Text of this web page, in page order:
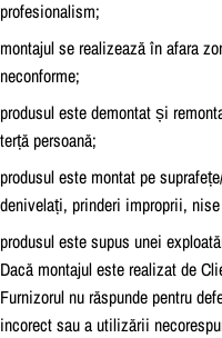
profesionalism;
montajul se realizează în afara
neconforme;
produsul este demontat și
terță persoană;
produsul este montat pe
denivelați, prinderi improprii,
produsul este supus unei
Dacă montajul este realizat de
Furnizorul nu răspunde pentru
incorect sau a utilizării